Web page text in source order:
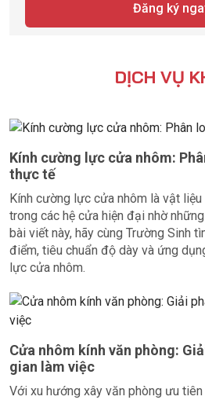
Đăng ký
DỊCH VỤ
Kính cường lực cửa nhôm:
thực tế
Kính cường lực cửa nhôm là vật
trong các hệ cửa hiện đại nhờ
bài viết này, hãy cùng Trường Sinh
điểm, tiêu chuẩn độ dày và ứng
lực cửa nhôm.
Cửa nhôm kính văn phòng:
gian làm việc
Với xu hướng xây văn phòng ưu